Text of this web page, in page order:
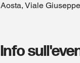
Aosta, Viale
Info